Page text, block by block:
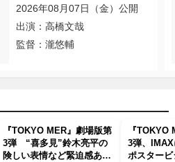
2026年08月07日（金）公開
出演：高橋文哉
監督：瀧悠輔
『TOKYO MER』劇場版第
3弾 “喜多見”鈴木亮平の
険しい表情など緊迫感あふ
『TOKYO
3弾、
ポスター